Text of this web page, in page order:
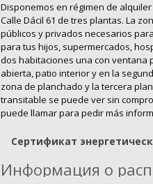
Disponemos en régimen de
Calle Dácil 61 de tres plantas. La
públicos y privados necesarios
para tus hijos, supermercados,
dos habitaciones una con ventana
abierta, patio interior y en la
zona de planchado y la tercera
transitable se puede ver sin
puede llamar para pedir más
Сертификат
Информация о